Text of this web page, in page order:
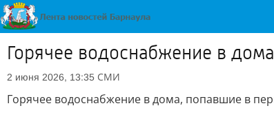
Горячее водоснабжение в
2 июня 2026, 13:35 СМИ
Горячее водоснабжение в дома, попавшие в